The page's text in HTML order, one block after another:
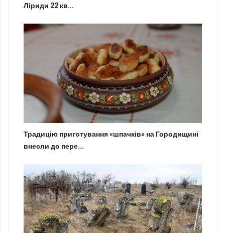
Ліриди 22 кв...
Традицію приготування «шпачків» на Городищині
внесли до пере...